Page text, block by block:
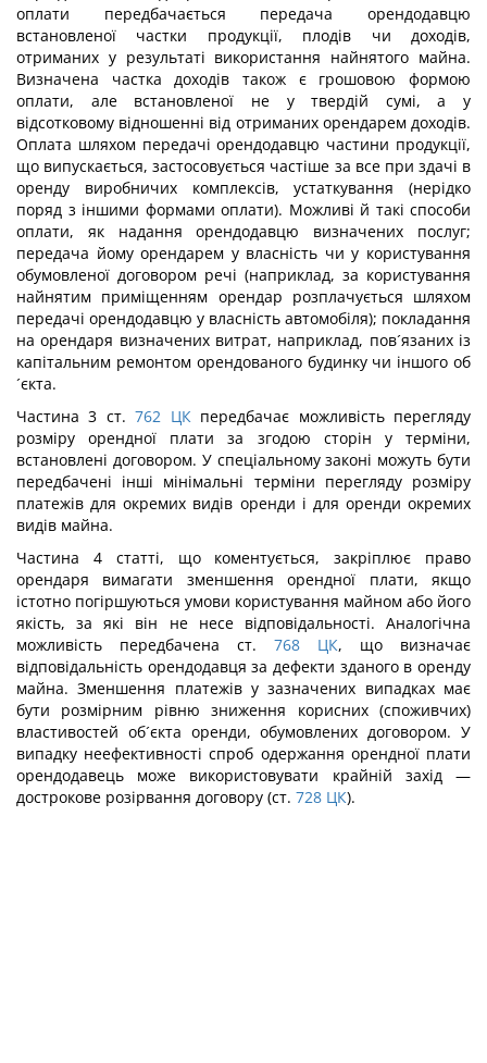
оплати передбачається передача орендодавцю
встановленої частки продукції, плодів чи доходів,
отриманих у результаті використання найнятого майна.
Визначена частка доходів також є грошовою формою
оплати, але встановленої не у твердій сумі, а у
відсотковому відношенні від отриманих орендарем доходів.
Оплата шляхом передачі орендодавцю частини продукції,
що випускається, застосовується частіше за все при здачі в
оренду виробничих комплексів, устаткування (нерідко
поряд з іншими формами оплати). Можливі й такі способи
оплати, як надання орендодавцю визначених послуг;
передача йому орендарем у власність чи у користування
обумовленої договором речі (наприклад, за користування
найнятим приміщенням орендар розплачується шляхом
передачі орендодавцю у власність автомобіля); покладання
на орендаря визначених витрат, наприклад, пов´язаних із
капітальним ремонтом орендованого будинку чи іншого об
´єкта.
Частина 3 ст. 762 ЦКпередбачає можливість перегляду
розміру орендної плати за згодою сторін у терміни,
встановлені договором. У спеціальному законі можуть бути
передбачені інші мінімальні терміни перегляду розміру
платежів для окремих видів оренди і для оренди окремих
видів майна.
Частина 4 статті, що коментується, закріплює право
орендаря вимагати зменшення орендної плати, якщо
істотно погіршуються умови користування майном або його
якість, за які він не несе відповідальності. Аналогічна
можливість передбачена ст. 768 ЦК, що визначає
відповідальність орендодавця за дефекти зданого в оренду
майна. Зменшення платежів у зазначених випадках має
бути розмірним рівню зниження корисних (споживчих)
властивостей об´єкта оренди, обумовлених договором. У
випадку неефективності спроб одержання орендної плати
орендодавець може використовувати крайній захід —
дострокове розірвання договору (ст. 728 ЦК).